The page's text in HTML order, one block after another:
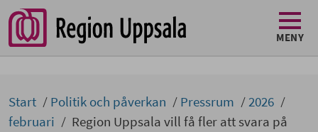
MENY
Start Politik och påverkan Pressrum
2026
februari
Region Uppsala vill få fler att svara på